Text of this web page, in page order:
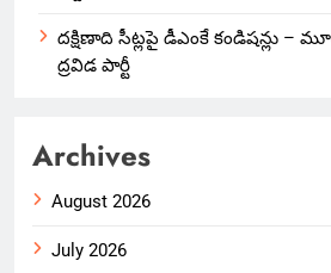
దక్షిణాది సీట్లపై డీఎంకే కండిషన్లు –
ద్రవిడ పార్టీ
Archives
August 2026
July 2026